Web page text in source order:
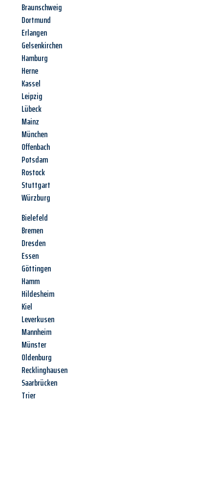
Braunschweig
Dortmund
Erlangen
Gelsenkirchen
Hamburg
Herne
Kassel
Leipzig
Lübeck
Mainz
München
Offenbach
Potsdam
Rostock
Stuttgart
Würzburg
Bielefeld
Bremen
Dresden
Essen
Göttingen
Hamm
Hildesheim
Kiel
Leverkusen
Mannheim
Münster
Oldenburg
Recklinghausen
Saarbrücken
Trier